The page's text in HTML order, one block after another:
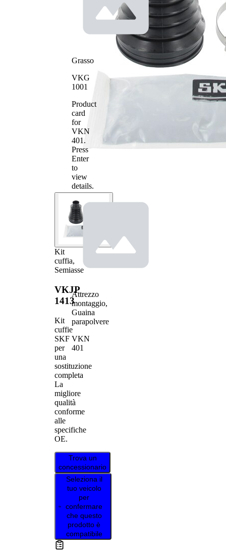
Kit
cuffia,
Semiasse
VKJP
1413
Kit
cuffie
SKF
per
una
sostituzione
completa
La
migliore
qualità
conforme
alle
specifiche
OE.
Trova un
concessionario
Seleziona il
tuo veicolo
per
confermare
che questo
prodotto è
compatibile
73 mm
Grasso
VKG
1001
Product
card
for
VKN
401 .
Press
Enter
to
view
details.
Attrezzo
montaggio,
Guaina
parapolvere
VKN
401